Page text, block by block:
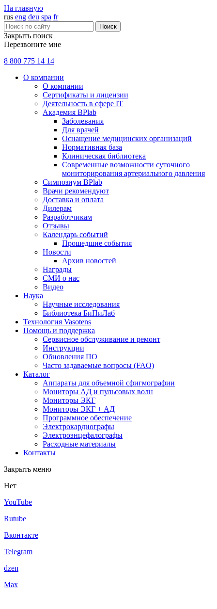
На главную
rus eng deu spa fr
Поиск
Закрыть поиск
Перезвоните мне
8 800 775 14 14
О компании
О компании
Сертификаты и лицензии
Деятельность в сфере IT
Академия BPlab
Заболевания
Для врачей
Оснащение медицинских организаций
Нормативная база
Клиническая библиотека
Современные возможности суточного
мониторирования артериального давления
Симпозиум BPlab
Врачи рекомендуют
Доставка и оплата
Дилерам
Разработчикам
Отзывы
Календарь событий
Прошедшие события
Новости
Архив новостей
Награды
СМИ о нас
Видео
Наука
Научные исследования
Библиотека БиПиЛаб
Технология Vasotens
Помощь и поддержка
Сервисное обслуживание и ремонт
Инструкции
Обновления ПО
Часто задаваемые вопросы (FAQ)
Каталог
Аппараты для объемной сфигмографии
Мониторы АД и пульсовых волн
Мониторы ЭКГ
Мониторы ЭКГ + АД
Программное обеспечение
Электрокардиографы
Электроэнцефалографы
Расходные материалы
Контакты
Закрыть меню
Нет
YouTube
Rutube
Вконтакте
Telegram
dzen
Max